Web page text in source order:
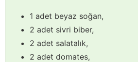
1 adet beyaz soğan,
2 adet sivri biber,
2 adet salatalık,
2 adet domates,